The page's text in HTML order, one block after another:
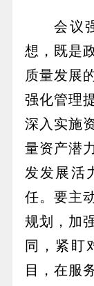
会议强
想，既是
质量发展
强化管理
深入实施
量资产潜
发发展活
任。要主
规划，加
同，紧盯
目，在服